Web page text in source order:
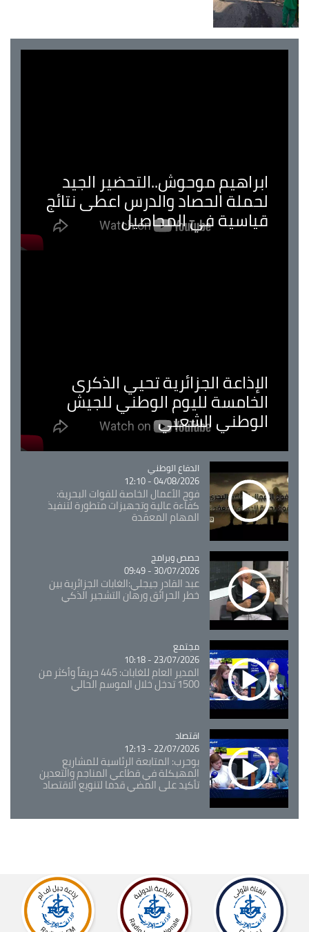
ابراهيم موحوش..التحضير الجيد
لحملة الحصاد والدرس اعطى نتائج
قياسية في المحاصيل
الإذاعة الجزائرية تحيي الذكرى
الخامسة لليوم الوطني للجيش
الوطني الشعبي
Catégorie
الدفاع الوطني
04/08/2026 - 12:10
فوج الأعمال الخاصة للقوات البحرية:
كفاءة عالية وتجهيزات متطورة لتنفيذ
المهام المعقدة
Catégorie
حصص وبرامج
30/07/2026 - 09:49
عبد القادر جيجلي:الغابات الجزائرية بين
خطر الحرائق ورهان التشجير الذكي
Catégorie
مجتمع
23/07/2026 - 10:18
المدير العام للغابات: 445 حريقاً وأكثر من
1500 تدخل خلال الموسم الحالي
Catégorie
اقتصاد
22/07/2026 - 12:13
بوحرب: المتابعة الرئاسية للمشاريع
المهيكلة في قطاعي المناجم والتعدين
تأكيد على المضي قدما لتنويع الاقتصاد